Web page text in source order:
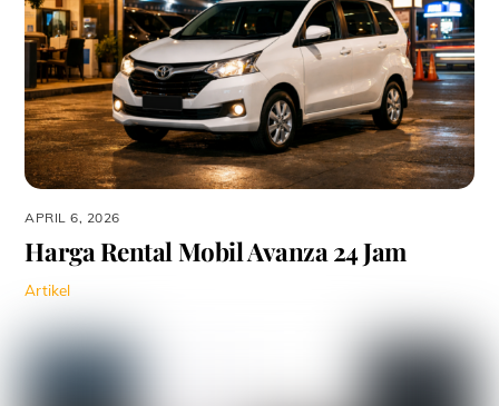
APRIL 6, 2026
Harga Rental Mobil Avanza 24 Jam
Artikel